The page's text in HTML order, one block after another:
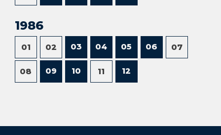
1986
01 02 03 04 05 06 07
08 09 10 11 12